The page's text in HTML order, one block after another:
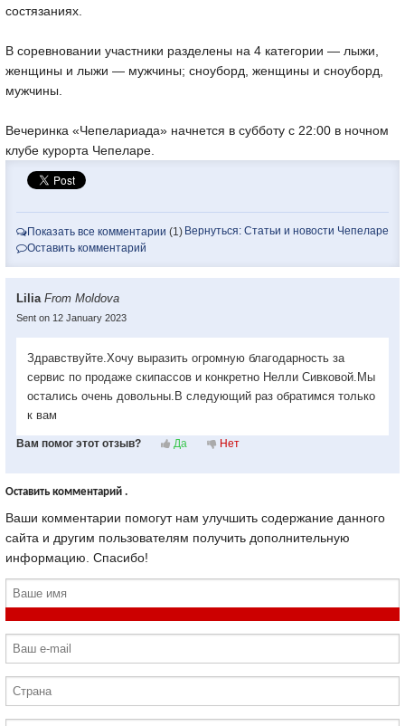
состязаниях.
В соревновании участники разделены на 4 категории — лыжи,
женщины и лыжи — мужчины; сноуборд, женщины и сноуборд,
мужчины.
Вечеринка «Чепелариада» начнется в субботу с 22:00 в ночном
клубе курорта Чепеларе.
Вернуться: Статьи и новости Чепеларе
Показать все комментарии (1)
Оставить комментарий
Lilia From Moldova
Sent on 12 January 2023
Здравствуйте.Хочу выразить огромную благодарность за
сервис по продаже скипассов и конкретно Нелли Сивковой.Мы
остались очень довольны.В следующий раз обратимся только
к вам
Вам помог этот отзыв? Да Нет
Оставить комментарий .
Ваши комментарии помогут нам улучшить содержание данного
сайта и другим пользователям получить дополнительную
информацию. Спасибо!